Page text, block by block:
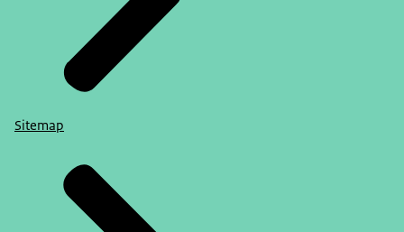
Sitemap